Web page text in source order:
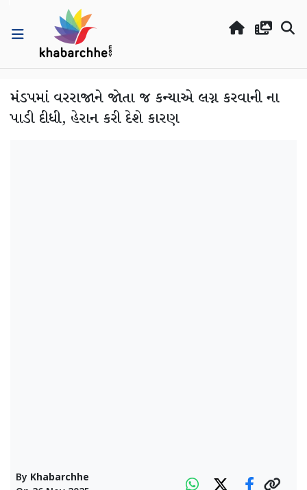
મંડપમાં વરરાજાને જોતા જ કન્યાએ લગ્ન કરવાની ના
પાડી દીધી, હેરાન કરી દેશે કારણ
By Khabarchhe